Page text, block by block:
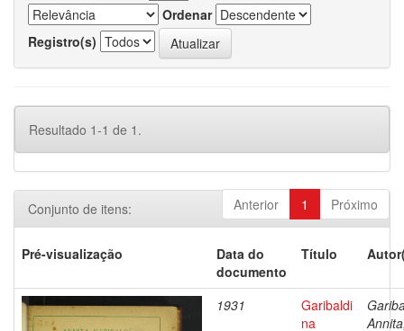
Ordenar
Registro(s)
Resultado 1-1 de 1.
Anterior 1 Próximo
Conjunto de itens:
Pré-visualização
Data do
documento
Título
1931
Garibaldi
na